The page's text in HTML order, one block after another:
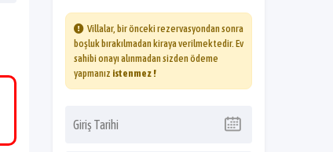
Villalar, bir önceki rezervasyondan sonra
boşluk bırakılmadan kiraya verilmektedir. Ev
sahibi onayı alınmadan sizden ödeme
yapmanız istenmez !